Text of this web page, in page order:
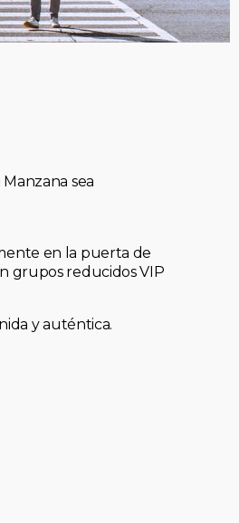
sea
en la puerta de
grupos reducidos VIP
y auténtica.